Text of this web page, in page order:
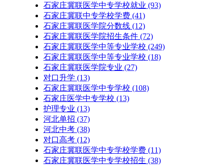
石家庄冀联医学中专学校就业 (93)
石家庄冀联中专学校学费 (41)
石家庄冀联医学院分数线 (12)
石家庄冀联医学院招生条件 (72)
石家庄冀联医学中等专业学校 (249)
石家庄冀联医学中等专业学校​ (18)
石家庄冀联医学院专业 (27)
对口升学 (13)
石家庄冀联医学中专学校 (108)
石家庄医学中专学校 (13)
护理专业 (13)
河北单招 (37)
河北中考 (38)
对口高考 (12)
石家庄冀联医学中专学校学费 (11)
石家庄冀联医学中专学校招生 (38)